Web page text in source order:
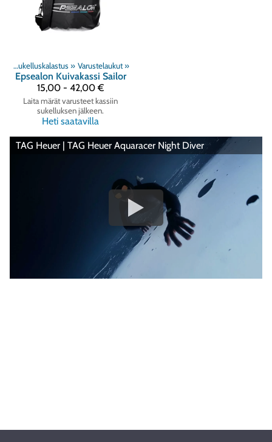
Vapaasukeltaminen ja Sukelluskalastus ‪» Varustelaukut ‪»
Epsealon Kuivakassi Sailor
15,00 - 42,00 €
Laita märät varusteet kassiin
sukelluksen jälkeen.
Heti saatavilla
TAG Heuer | TAG Heuer Aquaracer Night Diver